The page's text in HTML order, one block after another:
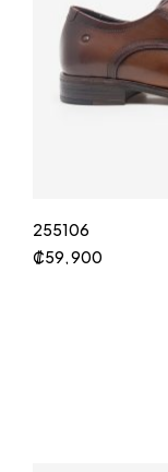
255106
₡59, 900